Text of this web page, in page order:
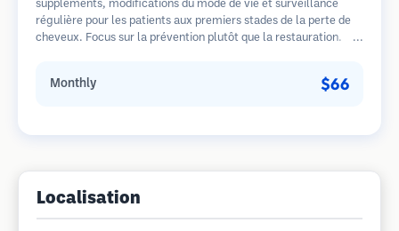
suppléments, modifications du mode de vie et surveillance
régulière pour les patients aux premiers stades de la perte de
cheveux. Focus sur la prévention plutôt que la restauration.
Monthly $66
Localisation